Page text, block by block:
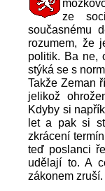
ze
současnému
rozumem, že
politik. Ba ne,
stýká se s
Takže Zeman
jelikož
Kdyby si
let a pak si
zkrácení
teď poslanci
udělají to. A
zákonem zruší.